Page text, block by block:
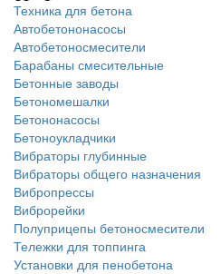
Техника для бетона
Автобетононасосы
Автобетоносмесители
Барабаны смесительные
Бетонные заводы
Бетономешалки
Бетононасосы
Бетоноукладчики
Вибраторы глубинные
Вибраторы общего назначения
Вибропрессы
Виброрейки
Полуприцепы бетоносмесители
Тележки для топпинга
Установки для пенобетона